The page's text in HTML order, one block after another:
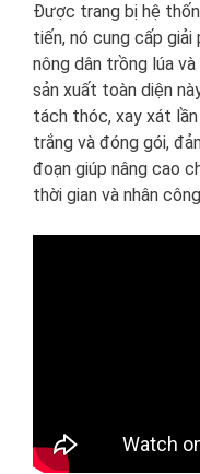
Được trang bị hệ
tiến, nó cung cấp giải
nông dân trồng lúa
sản xuất toàn diện
tách thóc, xay xát
trắng và đóng gói,
đoạn giúp nâng cao
thời gian và nhân